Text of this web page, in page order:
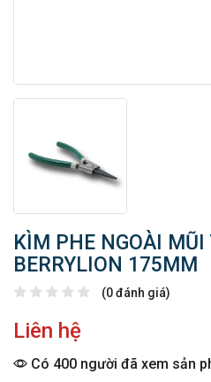
KÌM PHE NGOÀI MŨI
BERRYLION 175MM
(0 đánh giá)
Liên hệ
Có 400 người đã xem sản